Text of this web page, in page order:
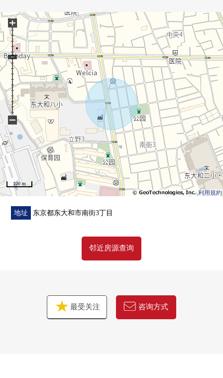
・与家族的会话兴奋起来的开放式厨房
・有洗衣店空白
■ 在找想要的家方面给予帮助的━━━━━・・・
房源的详细、需讨论是如有意向，请跟我们联系。
利用規約
100 m
+
−
地址 东京都东大和市南街3丁目
邻近房源查询
最受关注 咨询方式